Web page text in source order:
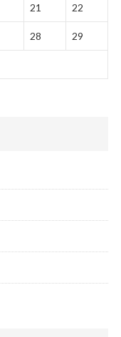
21 22
28 29